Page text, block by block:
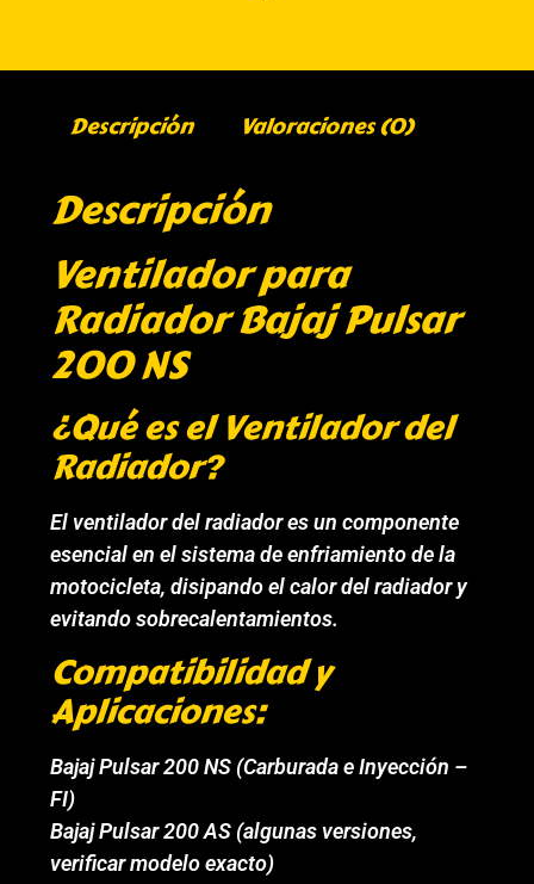
Descripción Valoraciones (0)
Descripción
Ventilador para
Radiador Bajaj Pulsar
200 NS
¿Qué es el Ventilador del
Radiador?
El ventilador del radiador es un componente
esencial en el sistema de enfriamiento de la
motocicleta, disipando el calor del radiador y
evitando sobrecalentamientos.
Compatibilidad y
Aplicaciones:
Bajaj Pulsar 200 NS (Carburada e Inyección –
FI)
Bajaj Pulsar 200 AS (algunas versiones,
verificar modelo exacto)